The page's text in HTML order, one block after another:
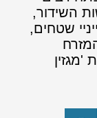
השידור,
שטחים,
'מגזין